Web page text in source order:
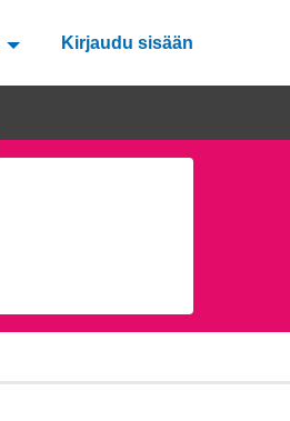
Valitse kieli Välj språk
Kirjaudu sisään